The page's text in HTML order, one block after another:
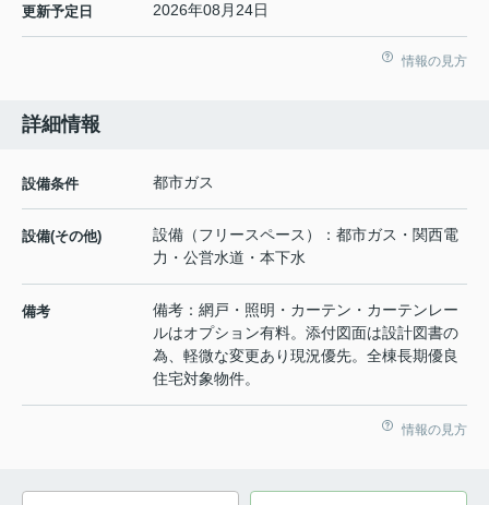
更新予定日 2026年08月24日
情報の見方
詳細情報
設備条件 都市ガス
設備(その他)
設備（フリースペース）：都市ガス・関西電
力・公営水道・本下水
備考
備考：網戸・照明・カーテン・カーテンレー
ルはオプション有料。添付図面は設計図書の
為、軽微な変更あり現況優先。全棟長期優良
住宅対象物件。
情報の見方